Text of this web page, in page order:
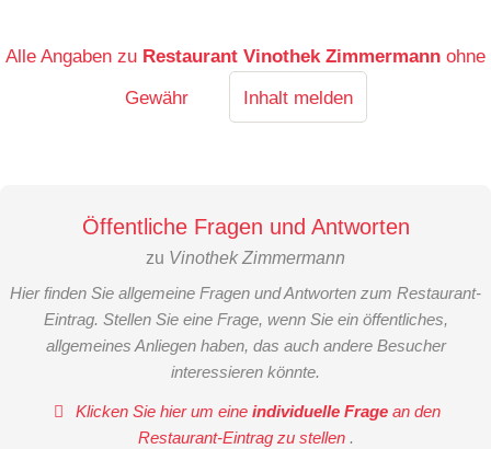
Alle Angaben zu Restaurant Vinothek Zimmermann ohne
Gewähr
Inhalt melden
Öffentliche Fragen und Antworten
zu Vinothek Zimmermann
Hier finden Sie allgemeine Fragen und Antworten zum Restaurant-
Eintrag. Stellen Sie eine Frage, wenn Sie ein öffentliches,
allgemeines Anliegen haben, das auch andere Besucher
interessieren könnte.
Klicken Sie hier um eineindividuelle Frage an den
Restaurant-Eintrag zu stellen .